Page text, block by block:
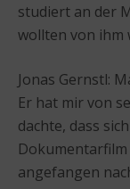
studiert an der
wollten von ihm
Jonas Gernstl:
Er hat mir von
dachte, dass
angefangen